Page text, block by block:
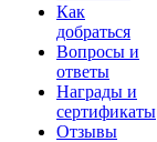
Как
добраться
Вопросы и
ответы
Награды и
сертификаты
Отзывы